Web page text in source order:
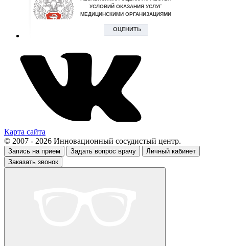
Карта сайта
© 2007 - 2026 Инновационный сосудистый центр.
Запись на прием Задать вопрос врачу
Личный кабинет
Заказать звонок